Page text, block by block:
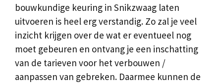
bouwkundige keuring in Snikzwaag laten
uitvoeren is heel erg verstandig. Zo zal je veel
inzicht krijgen over de wat er eventueel nog
moet gebeuren en ontvang je een inschatting
van de tarieven voor het verbouwen /
aanpassen van gebreken. Daarmee kunnen de